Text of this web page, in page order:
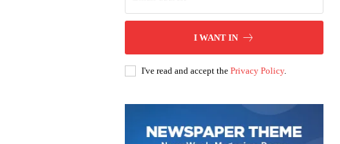
I WANT IN
I've read and accept the Privacy Policy.